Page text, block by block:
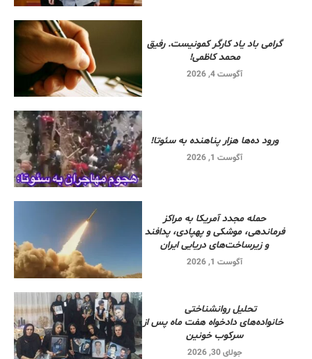
گرامی باد یاد کارگر کمونیست. رفیق
محمد کاظمی!
آگوست 4, 2026
ورود ده‌ها هزار پناهنده به سئوتا!
آگوست 1, 2026
حمله مجدد آمریکا به مراکز
فرماندهی، موشکی و پهپادی، پدافند
و زیرساخت‌های دریایی ایران
آگوست 1, 2026
تحلیل روانشناختی
خانواده‌های دادخواه هفت ماه پس از
سرکوب خونین
جولای 30, 2026